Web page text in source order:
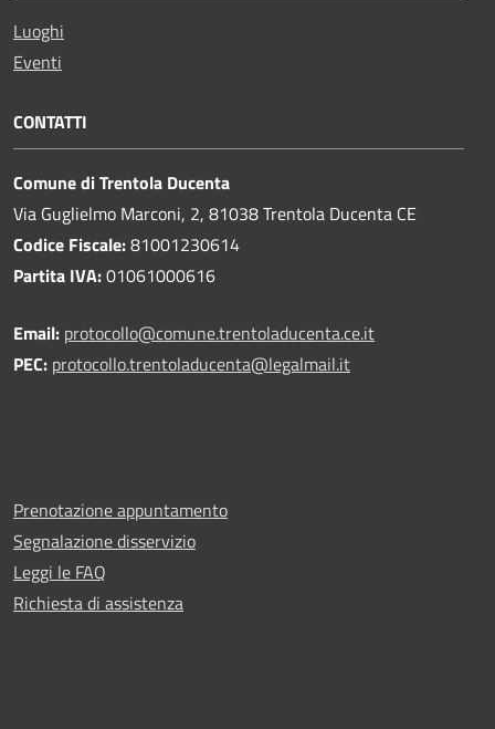
Luoghi
Eventi
CONTATTI
Comune di Trentola Ducenta
Via Guglielmo Marconi, 2, 81038 Trentola Ducenta CE
Codice Fiscale:81001230614
Partita IVA:01061000616
Email: protocollo@comune.trentoladucenta.ce.it
PEC: protocollo.trentoladucenta@legalmail.it
Prenotazione appuntamento
Segnalazione disservizio
Leggi le FAQ
Richiesta di assistenza